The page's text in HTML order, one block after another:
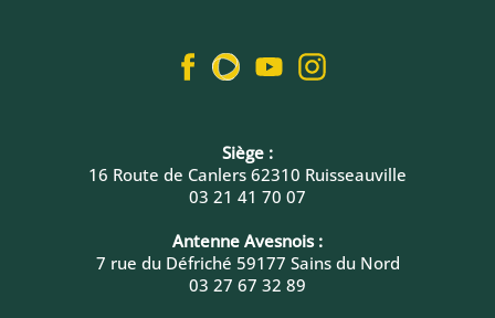
Siège :
16 Route de Canlers 62310 Ruisseauville
03 21 41 70 07
Antenne Avesnois :
7 rue du Défriché 59177 Sains du Nord
03 27 67 32 89